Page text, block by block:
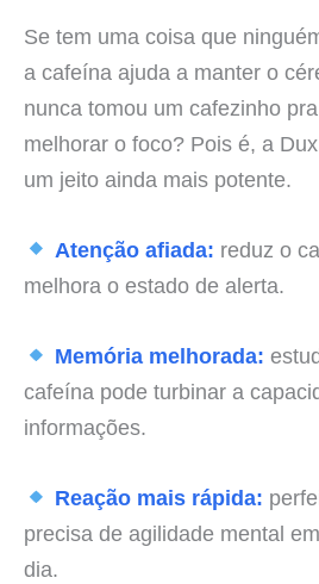
Se tem uma coisa que
a cafeína ajuda a manter o
nunca tomou um cafezinho
melhorar o foco? Pois é, a
um jeito ainda mais potente.
Atenção afiada: reduz o
melhora o estado de alerta.
Memória melhorada:
cafeína pode turbinar a
informações.
Reação mais rápida:
precisa de agilidade mental
dia.